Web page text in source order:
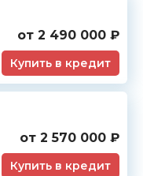
от 2 490 000 ₽
Купить в кредит
от 2 570 000 ₽
Купить в кредит